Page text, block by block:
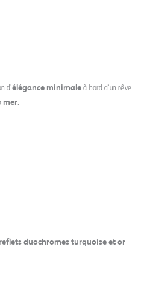
d’élégance minimale à bord d’un rêve
mer.
duochromes turquoise et or